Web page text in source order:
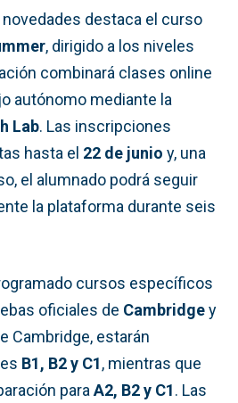
destaca el curso
, dirigido a los niveles
combinará clases online
autónomo mediante la
Lab. Las inscripciones
hasta el 22 de junio y, una
el alumnado podrá seguir
la plataforma durante seis
cursos específicos
oficiales de Cambridgey
Cambridge, estarán
B1, B2 y C1, mientras que
para A2, B2 y C1. Las